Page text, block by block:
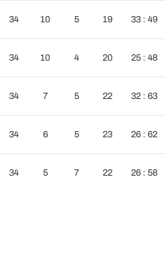
34 10 5 19 33 : 49
34 10 4 20 25 : 48
34 7 5 22 32 : 63
34 6 5 23 26 : 62
34 5 7 22 26 : 58